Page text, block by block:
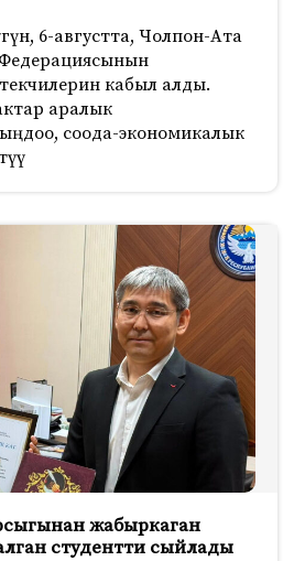
6-августта, Чолпон-Ата
кабыл алды.
аралык
соода-экономикалык
жабыркаган
студентти сыйлады